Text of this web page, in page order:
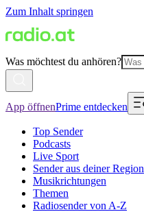
Zum Inhalt springen
Was möchtest du anhören?
App öffnenPrime entdecken
Top Sender
Podcasts
Live Sport
Sender aus deiner Region
Musikrichtungen
Themen
Radiosender von A-Z